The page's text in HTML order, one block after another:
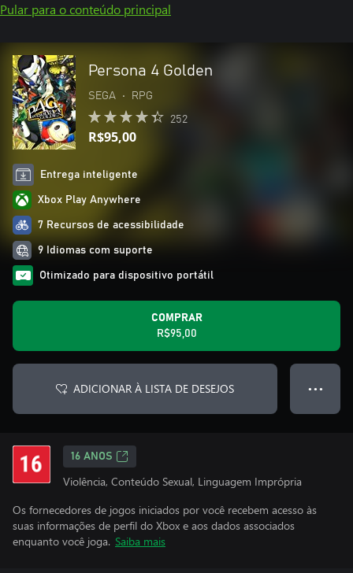
Pular para o conteúdo principal
Persona 4 Golden
SEGA • RPG
252
R$95,00
Entrega inteligente
Xbox Play Anywhere
7 Recursos de acessibilidade
9 Idiomas com suporte
Otimizado para dispositivo portátil
COMPRAR
R$95,00
ADICIONAR À LISTA DE DESEJOS ● ● ●
16 ANOS
Violência, Conteúdo Sexual, Linguagem Imprópria
Os fornecedores de jogos iniciados por você recebem acesso às
suas informações de perfil do Xbox e aos dados associados
enquanto você joga. Saiba mais